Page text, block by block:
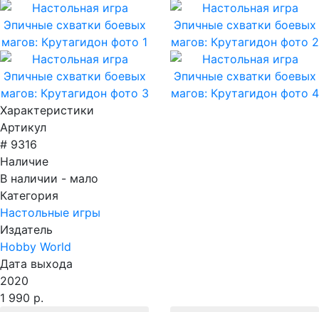
Характеристики
Артикул
# 9316
Наличие
В наличии - мало
Категория
Настольные игры
Издатель
Hobby World
Дата выхода
2020
1 990 р.